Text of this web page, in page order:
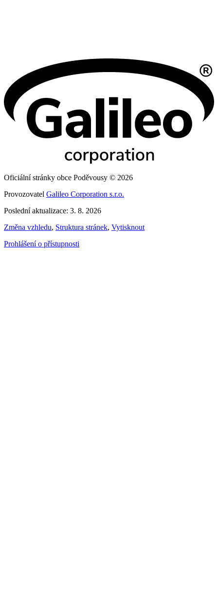
Oficiální stránky obce Poděvousy © 2026
Provozovatel Galileo Corporation s.r.o.
Poslední aktualizace: 3. 8. 2026
Změna vzhledu, Struktura stránek, Vytisknout
Prohlášení o přístupnosti